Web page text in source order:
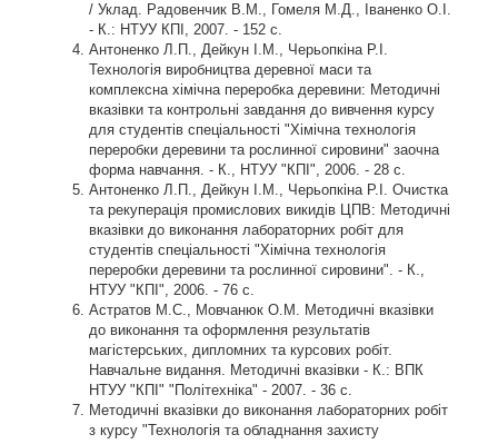
/ Уклад. Радовенчик В.М., Гомеля М.Д., Іваненко О.І.
- К.: НТУУ КПI, 2007. - 152 с.
Антоненко Л.П., Дейкун І.М., Черьопкіна Р.І.
Технологія виробництва деревної маси та
комплексна хімічна переробка деревини: Методичні
вказівки та контрольні завдання до вивчення курсу
для студентів спеціальності "Хімічна технологія
переробки деревини та рослинної сировини" заочна
форма навчання. - К., НТУУ "КПІ", 2006. - 28 с.
Антоненко Л.П., Дейкун І.М., Черьопкіна Р.І. Очистка
та рекуперація промислових викидів ЦПВ: Методичні
вказівки до виконання лабораторних робіт для
студентів спеціальності "Хімічна технологія
переробки деревини та рослинної сировини". - К.,
НТУУ "КПІ", 2006. - 76 с.
Астратов М.С., Мовчанюк О.М. Методичні вказівки
до виконання та оформлення результатів
магістерських, дипломних та курсових робіт.
Навчальне видання. Методичні вказівки - К.: ВПК
НТУУ "КПІ" "Політехніка" - 2007. - 36 с.
Методичні вказівки до виконання лабораторних робіт
з курсу "Технологія та обладнання захисту